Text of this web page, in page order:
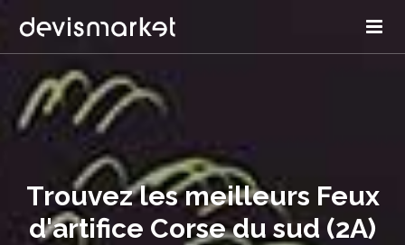
Trouvez les meilleurs Feux
d'artifice Corse du sud (2A)